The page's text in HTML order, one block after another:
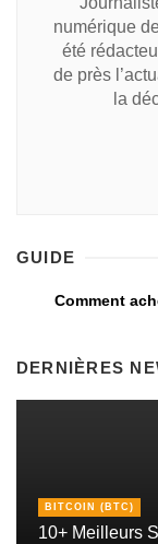
numérique
été
de près
la
GUIDE
Comment
DERNIÈRES
BITCOIN (BTC)
10+ Meilleurs